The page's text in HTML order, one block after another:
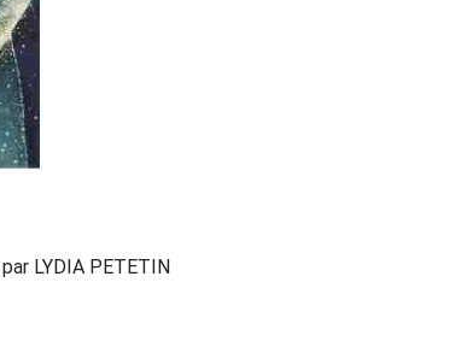
LYDIA PETETIN